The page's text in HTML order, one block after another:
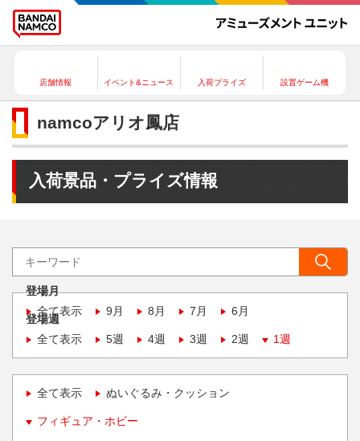
店舗情報 イベント&ニュース 入荷プライズ 設置ゲーム機
namcoアリオ鳳店
入荷景品・プライズ情報
登場月
全て表示
9月 8月 7月 6月
登場週
全て表示
5週 4週 3週 2週 1週
全て表示 ぬいぐるみ・クッション
フィギュア・ホビー